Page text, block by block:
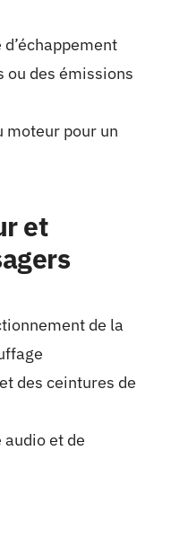
ou des émissions
moteur pour un
et
de la
des ceintures de
et de